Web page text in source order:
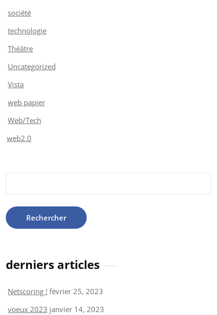
société
technologie
Théâtre
Uncategorized
Vista
web papier
Web/Tech
web2.0
derniers articles
Netscoring ! février 25, 2023
voeux 2023 janvier 14, 2023